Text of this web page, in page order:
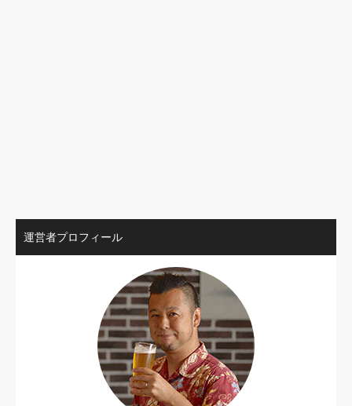
運営者プロフィール